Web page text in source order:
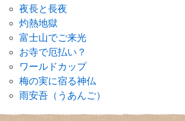
夜長と長夜
灼熱地獄
富士山でご来光
お寺で厄払い？
ワールドカップ
梅の実に宿る神仏
雨安吾（うあんご）